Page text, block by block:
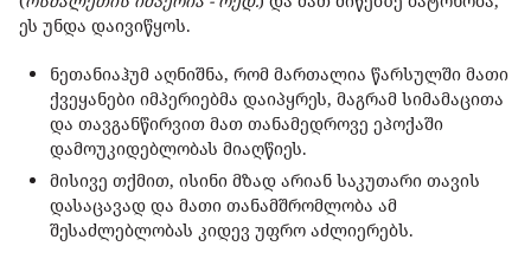
ეს უნდა დაივიწყოს.
ნეთანიაჰუმ აღნიშნა, რომ მართალია წარსულში მათი
ქვეყანები იმპერიებმა დაიპყრეს, მაგრამ სიმამაცითა
და თავგანწირვით მათ თანამედროვე ეპოქაში
დამოუკიდებლობას მიაღწიეს.
მისივე თქმით, ისინი მზად არიან საკუთარი თავის
დასაცავად და მათი თანამშრომლობა ამ
შესაძლებლობას კიდევ უფრო აძლიერებს.